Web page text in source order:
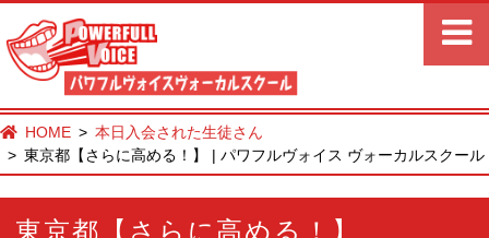
HOME
本日入会された生徒さん
東京都【さらに高める！】 | パワフルヴォイス ヴォーカルスクール
東京都【さらに高める！】